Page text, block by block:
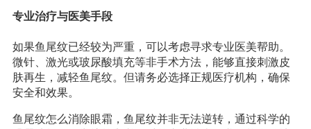
专业治疗与医美手段
如果鱼尾纹已经较为严重，可以考虑寻求专业医美帮助。
微针、激光或玻尿酸填充等非手术方法，能够直接刺激皮
肤再生，减轻鱼尾纹。但请务必选择正规医疗机构，确保
安全和效果。
鱼尾纹怎么消除眼霜，鱼尾纹并非无法逆转，通过科学的